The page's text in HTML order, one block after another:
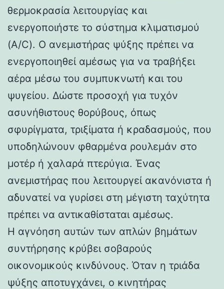
θερμοκρασία λειτουργίας και
ενεργοποιήστε το σύστημα κλιματισμού
(A/C). Ο ανεμιστήρας ψύξης πρέπει να
ενεργοποιηθεί αμέσως για να τραβήξει
αέρα μέσω του συμπυκνωτή και του
ψυγείου. Δώστε προσοχή για τυχόν
ασυνήθιστους θορύβους, όπως
σφυρίγματα, τριξίματα ή κραδασμούς, που
υποδηλώνουν φθαρμένα ρουλεμάν στο
μοτέρ ή χαλαρά πτερύγια. Ένας
ανεμιστήρας που λειτουργεί ακανόνιστα ή
αδυνατεί να γυρίσει στη μέγιστη ταχύτητα
πρέπει να αντικαθίσταται αμέσως.
Η αγνόηση αυτών των απλών βημάτων
συντήρησης κρύβει σοβαρούς
οικονομικούς κινδύνους. Όταν η τριάδα
ψύξης αποτυγχάνει, ο κινητήρας